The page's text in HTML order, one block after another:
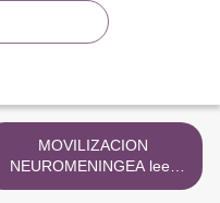
MOVILIZACION
NEUROMENINGEA leer
epub EDUARDO